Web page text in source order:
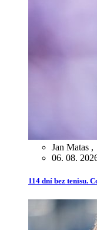
Jan Matas ,
06. 08.
114 dní bez tenisu.